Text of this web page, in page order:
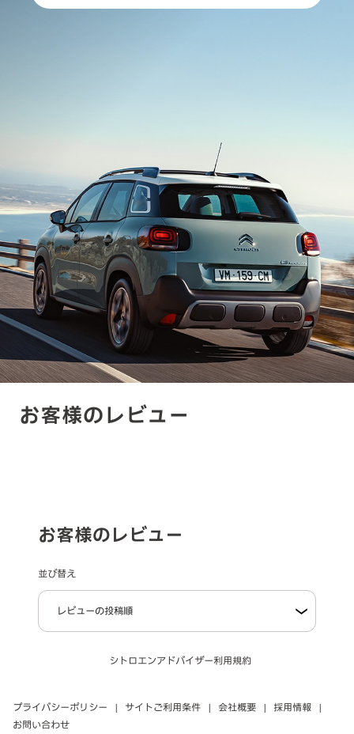
お客様のレビュー
お客様のレビュー
並び替え
シトロエンアドバイザー利用規約
プライバシーポリシー サイトご利用条件 会社概要
採用情報
お問い合わせ